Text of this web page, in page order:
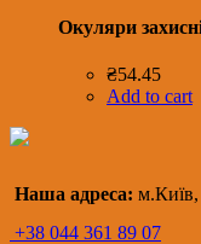
Окуляри
₴54.45
Add to cart
Наша адреса:
+38 044 361 89 07